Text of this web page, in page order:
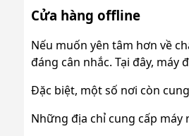
Cửa hàng offline
Nếu muốn yên tâm hơn về
đáng cân nhắc. Tại đây,
Đặc biệt, một số nơi còn
Những địa chỉ cung cấp